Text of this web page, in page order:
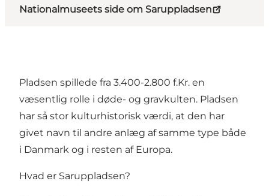
Nationalmuseets side om Saruppladsen
Pladsen spillede fra 3.400-2.800 f.Kr. en
væsentlig rolle i døde- og gravkulten. Pladsen
har så stor kulturhistorisk værdi, at den har
givet navn til andre anlæg af samme type både
i Danmark og i resten af Europa.
Hvad er Saruppladsen?